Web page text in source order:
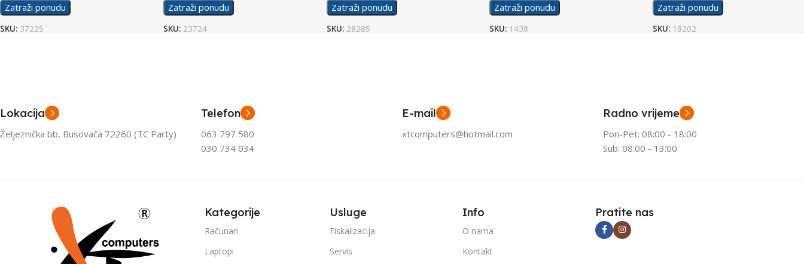
Zatraži ponudu
SKU: 37225
Zatraži ponudu
SKU: 23724
Zatraži ponudu
SKU: 28285
Zatraži ponudu
SKU: 1438
Zatraži ponudu
SKU: 18202
Lokacija
Željeznička bb, Busovača 72260 (TC Party)
Telefon
063 797 580
030 734 034
E-mail
xtcomputers@hotmail.com
Radno vrijeme
Pon-Pet: 08:00 - 18:00
Sub: 08:00 - 13:00
Kategorije
Računari
Laptopi
Usluge
Fiskalizacija
Servis
Info
O nama
Kontakt
Pratite nas